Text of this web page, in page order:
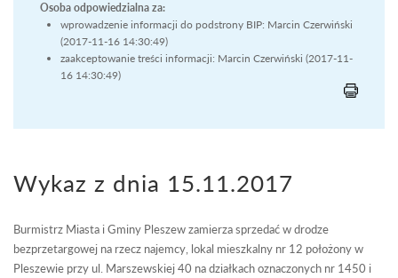
Osoba odpowiedzialna za:
wprowadzenie informacji do podstrony BIP: Marcin Czerwiński
(2017-11-16 14:30:49)
zaakceptowanie treści informacji: Marcin Czerwiński (2017-11-
16 14:30:49)
Wykaz z dnia 15.11.2017
Burmistrz Miasta i Gminy Pleszew zamierza sprzedać w drodze
bezprzetargowej na rzecz najemcy, lokal mieszkalny nr 12 położony w
Pleszewie przy ul. Marszewskiej 40 na działkach oznaczonych nr 1450 i